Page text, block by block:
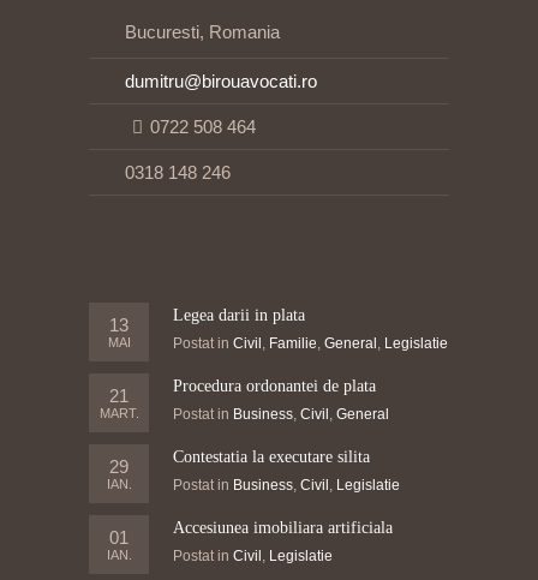
Bucuresti, Romania
dumitru@birouavocati.ro
0722 508 464
0318 148 246
13
MAI
Legea darii in plata
Postat in Civil , Familie, General , Legislatie
21
MART.
Procedura ordonantei de plata
Postat in Business, Civil , General
29
IAN.
Contestatia la executare silita
Postat in Business, Civil , Legislatie
01
IAN.
Accesiunea imobiliara artificiala
Postat in Civil , Legislatie